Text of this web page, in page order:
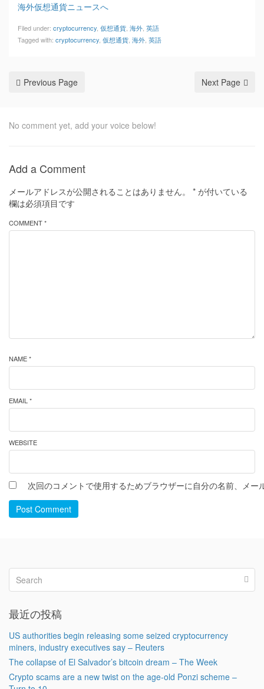
海外仮想通貨ニュースへ
Filed under: cryptocurrency 仮想通貨 海外 英語
Tagged with: cryptocurrency 仮想通貨 海外 英語
Previous Page Next Page
No comment yet, add your voice below!
Add a Comment
メールアドレスが公開されることはありません。 * が付いている
欄は必須項目です
COMMENT *
NAME *
EMAIL *
WEBSITE
次回のコメントで使用するためブラウザーに自分の名前、メー
Post Comment
最近の投稿
US authorities begin releasing some seized cryptocurrency
miners, industry executives say – Reuters
The collapse of El Salvador’s bitcoin dream – The Week
Crypto scams are a new twist on the age-old Ponzi scheme –